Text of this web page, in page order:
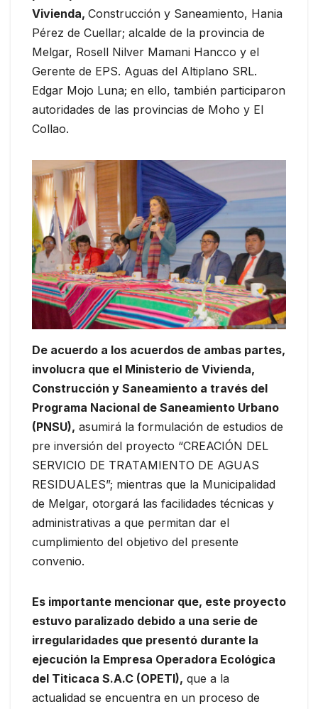
Vivienda, Construcción y Saneamiento, Hania
Pérez de Cuellar; alcalde de la provincia de
Melgar, Rosell Nilver Mamani Hancco y el
Gerente de EPS. Aguas del Altiplano SRL.
Edgar Mojo Luna; en ello, también participaron
autoridades de las provincias de Moho y El
Collao.
De acuerdo a los acuerdos de ambas partes,
involucra que el Ministerio de Vivienda,
Construcción y Saneamiento a través del
Programa Nacional de Saneamiento Urbano
(PNSU), asumirá la formulación de estudios de
pre inversión del proyecto “CREACIÓN DEL
SERVICIO DE TRATAMIENTO DE AGUAS
RESIDUALES”; mientras que la Municipalidad
de Melgar, otorgará las facilidades técnicas y
administrativas a que permitan dar el
cumplimiento del objetivo del presente
convenio.
Es importante mencionar que, este proyecto
estuvo paralizado debido a una serie de
irregularidades que presentó durante la
ejecución la Empresa Operadora Ecológica
del Titicaca S.A.C (OPETI), que a la
actualidad se encuentra en un proceso de